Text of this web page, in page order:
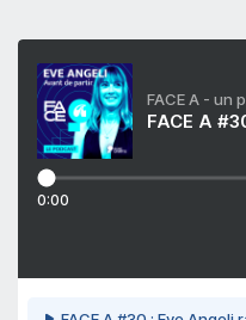
FACE A - un
FACE A
0:00